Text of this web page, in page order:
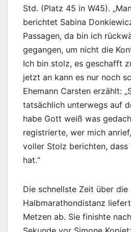
Std. (Platz 45 in W45).
berichtet Sabina
Passagen, da bin ich
gegangen, um nicht die
Ich bin stolz, es geschafft
jetzt an kann es nur noch
Ehemann Carsten erzählt:
tatsächlich unterwegs auf
habe Gott weiß was
registrierte, wer mich
voller Stolz berichten, dass
hat.“
Die schnellste Zeit über die
Halbmarathondistanz
Metzen ab. Sie finishte